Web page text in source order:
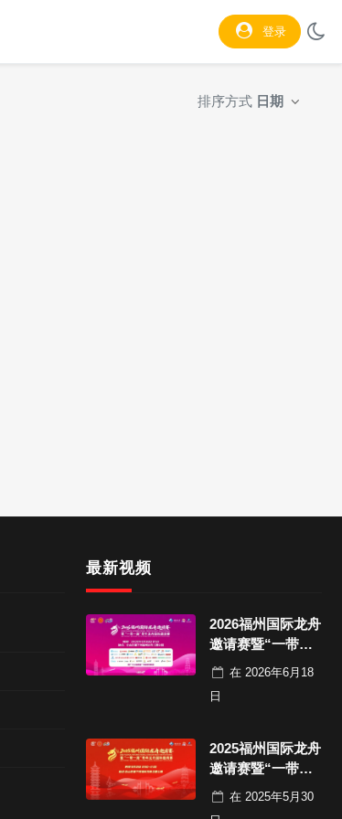
登录
排序方式 日期
最新视频
2026福州国际龙舟
邀请赛暨“一带一
路”青年龙舟国际
在 2026年6月18
日
2025福州国际龙舟
邀请赛暨“一带一
路” 青年龙舟国际
在 2025年5月30